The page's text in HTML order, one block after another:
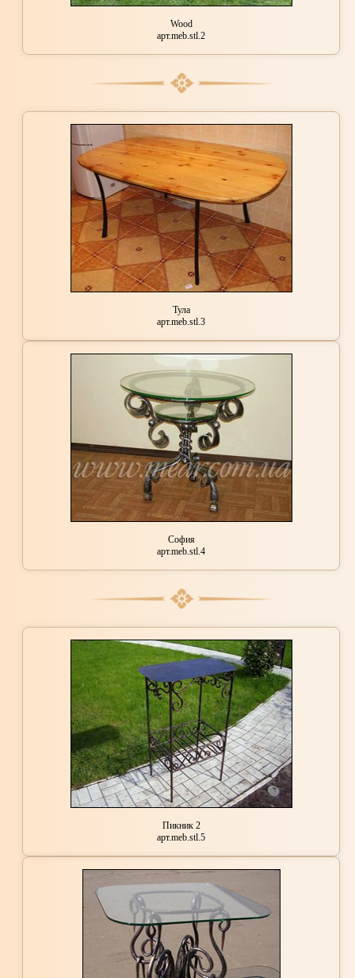
Wood
арт.meb.stl.2
Тула
арт.meb.stl.3
София
арт.meb.stl.4
Пикник 2
арт.meb.stl.5